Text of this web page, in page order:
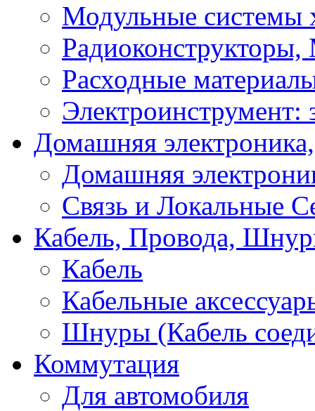
Модульные системы
Расходные
Электроинструмент:
Домашняя
Домашняя
Связь и Локальные
Кабель, Провода,
Кабель
Кабельные
Шнуры (Кабель
Коммутация
Для автомобиля